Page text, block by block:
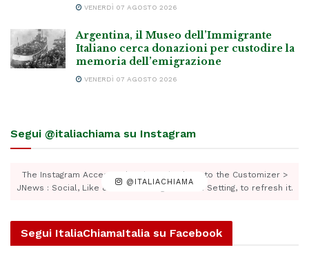
VENERDÌ 07 AGOSTO 2026
Argentina, il Museo dell’Immigrante
Italiano cerca donazioni per custodire la
memoria dell’emigrazione
VENERDÌ 07 AGOSTO 2026
Segui @italiachiama su Instagram
@ITALIACHIAMA
The Instagram Access Token is expired, Go to the Customizer >
JNews : Social, Like & View > Instagram Feed Setting, to refresh it.
Segui ItaliaChiamaItalia su Facebook